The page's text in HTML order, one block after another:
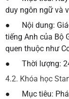
duy ngôn ngữ và
● Nội dung:
tiếng Anh của Bộ
quen thuộc như
● Thời lượng:
4.2. Khóa học
● Mục tiêu: Phát